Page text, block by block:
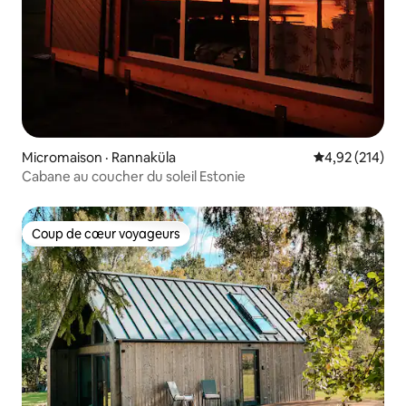
Micromaison · Rannaküla Note
4,92 (214)
Cabane au coucher du soleil Estonie
Coup de cœur voyageurs
Coup de cœur voyageurs